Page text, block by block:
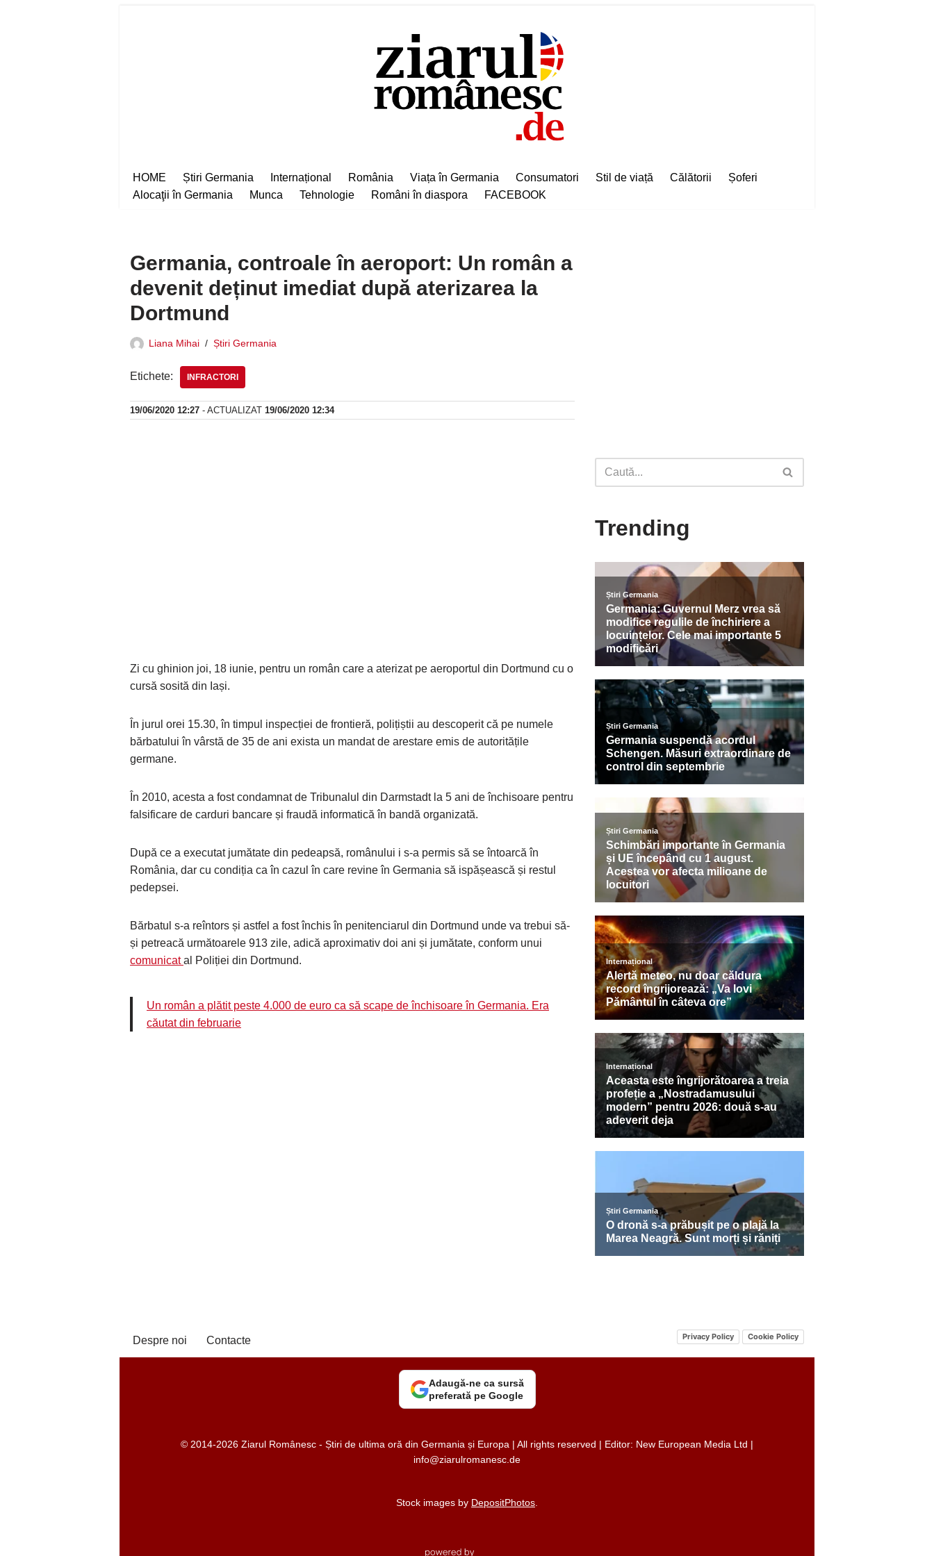
HOME Știri Germania Internațional România Viața în Germania Consumatori Stil de viață Călătorii
Șoferi
Alocaţii în Germania
Munca Tehnologie Români în diaspora FACEBOOK
Germania, controale în aeroport: Un român a
devenit deținut imediat după aterizarea la
Dortmund
Liana Mihai Știri Germania
Etichete: INFRACTORI
19/06/2020 12:27 - ACTUALIZAT 19/06/2020 12:34
Zi cu ghinion joi, 18 iunie, pentru un român care a aterizat pe aeroportul din Dortmund cu o
cursă sosită din Iași.
În jurul orei 15.30, în timpul inspecției de frontieră, polițiștii au descoperit că pe numele
bărbatului în vârstă de 35 de ani exista un mandat de arestare emis de autoritățile
germane.
În 2010, acesta a fost condamnat de Tribunalul din Darmstadt la 5 ani de închisoare pentru
falsificare de carduri bancare și fraudă informatică în bandă organizată.
După ce a executat jumătate din pedeapsă, românului i s-a permis să se întoarcă în
România, dar cu condiția ca în cazul în care revine în Germania să ispășească și restul
pedepsei.
Bărbatul s-a reîntors și astfel a fost închis în penitenciarul din Dortmund unde va trebui să-
și petreacă următoarele 913 zile, adică aproximativ doi ani și jumătate, conform unui
comunicatal Poliției din Dortmund.
Un român a plătit peste 4.000 de euro ca să scape de închisoare în Germania. Era
căutat din februarie
Trending
Despre noi Contacte Privacy Policy Cookie Policy
Adaugă-ne ca sursă
preferată pe Google
© 2014-2026 Ziarul Românesc - Știri de ultima oră din Germania și Europa | All rights reserved | Editor: New European Media Ltd |
info@ziarulromanesc.de
Stock images by DepositPhotos